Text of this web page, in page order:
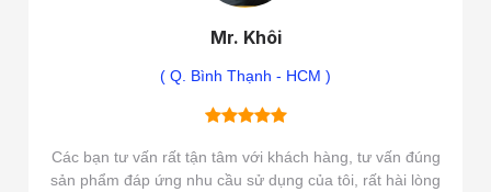
Mr. Khôi
( Q. Bình Thạnh - HCM )
Các bạn tư vấn rất tận tâm với khách hàng, tư vấn đúng
sản phẩm đáp ứng nhu cầu sử dụng của tôi, rất hài lòng